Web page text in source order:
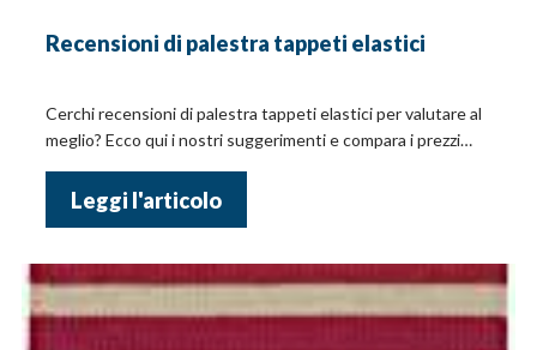
Recensioni di palestra tappeti elastici
Cerchi recensioni di palestra tappeti elastici per valutare al
meglio? Ecco qui i nostri suggerimenti e compara i prezzi
Leggi l'articolo